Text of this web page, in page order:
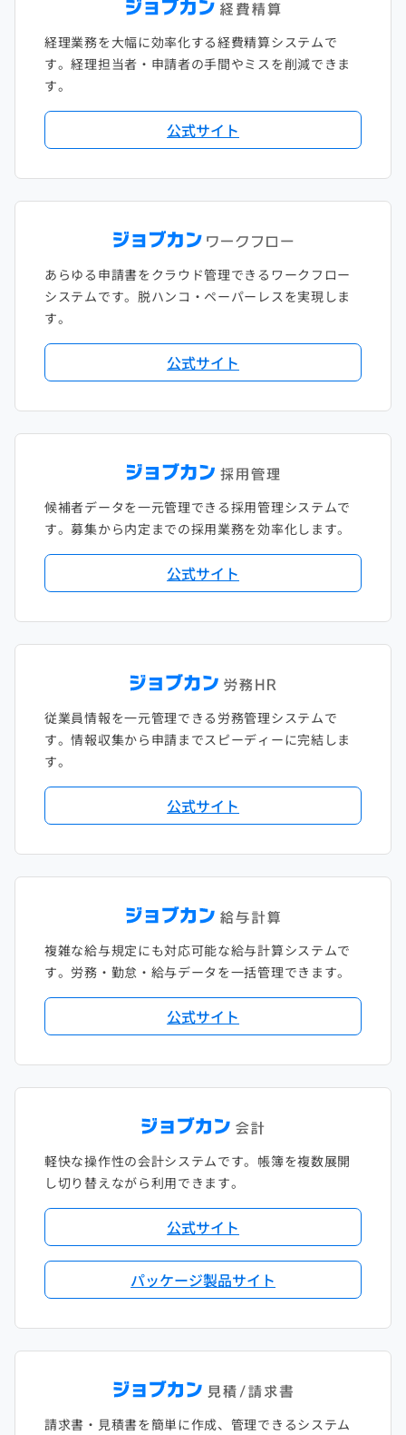
経理業務を大幅に効率化する経費精算システムで
す。経理担当者・申請者の手間やミスを削減できま
す。
公式サイト
あらゆる申請書をクラウド管理できるワークフロー
システムです。脱ハンコ・ペーパーレスを実現しま
す。
公式サイト
候補者データを一元管理できる採用管理システムで
す。募集から内定までの採用業務を効率化します。
公式サイト
従業員情報を一元管理できる労務管理システムで
す。情報収集から申請までスピーディーに完結しま
す。
公式サイト
複雑な給与規定にも対応可能な給与計算システムで
す。労務・勤怠・給与データを一括管理できます。
公式サイト
軽快な操作性の会計システムです。帳簿を複数展開
し切り替えながら利用できます。
公式サイト
パッケージ製品サイト
請求書・見積書を簡単に作成、管理できるシステム